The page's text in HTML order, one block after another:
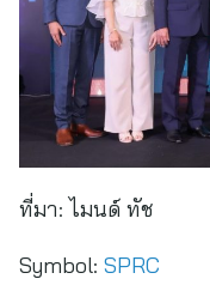
ที่มา: ไมนด์ ทัช
Symbol: SPRC